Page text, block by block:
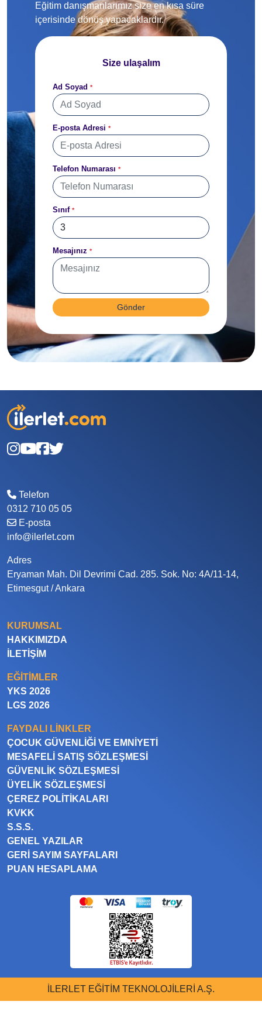
Eğitim danışmanlarımız size en kısa süre
içerisinde dönüş yapacaklardır.
Size ulaşalım
Ad Soyad *
E-posta Adresi *
Telefon Numarası *
Sınıf *
Mesajınız *
Gönder
Telefon
0312 710 05 05
E-posta
info@ilerlet.com
Adres
Eryaman Mah. Dil Devrimi Cad. 285. Sok. No: 4A/11-14,
Etimesgut / Ankara
KURUMSAL
HAKKIMIZDA
İLETIŞIM
EĞITIMLER
YKS 2026
LGS 2026
FAYDALI LINKLER
ÇOCUK GÜVENLIĞI VE EMNIYETI
MESAFELI SATIŞ SÖZLEŞMESI
GÜVENLIK SÖZLEŞMESI
ÜYELIK SÖZLEŞMESI
ÇEREZ POLITIKALARI
KVKK
S.S.S.
GENEL YAZILAR
GERI SAYIM SAYFALARI
PUAN HESAPLAMA
İLERLET EĞİTİM TEKNOLOJİLERİ A.Ş.